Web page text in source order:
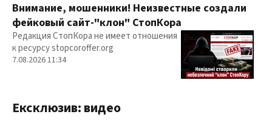
Внимание, мошенники! Неизвестные создали
фейковый сайт-"клон" СтопКора
Редакция СтопКора не имеет отношения
к ресурсу stopcoroffer.org
7.08.2026 11:34
Ексклюзив: видео